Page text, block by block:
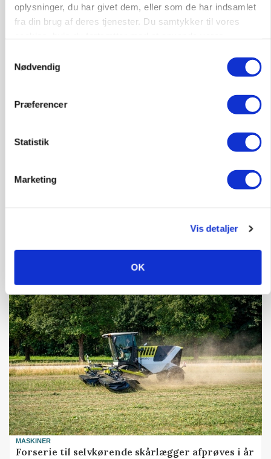
oplysninger, du har givet dem, eller som de har indsamlet
fra din brug af deres tjenester. Du samtykker til vores
Nødvendig
Præferencer
Statistik
Marketing
Vis detaljer
OK
økoproduktion
Loading...
HØST-TOUR
På døgnvagt i høsten
MASKINER
Forserie til selvkørende skårlægger afprøves i år